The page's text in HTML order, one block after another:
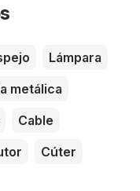
Lámpara
metálica
Cable
Cúter